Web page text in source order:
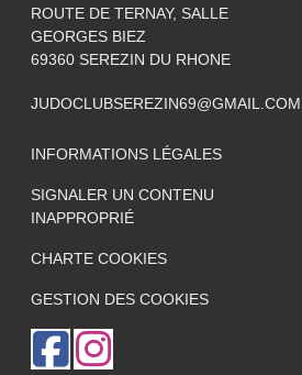
ROUTE DE TERNAY, SALLE
GEORGES BIEZ
69360 SEREZIN DU RHONE
JUDOCLUBSEREZIN69@GMAIL.COM
INFORMATIONS LÉGALES
SIGNALER UN CONTENU
INAPPROPRIÉ
CHARTE COOKIES
GESTION DES COOKIES